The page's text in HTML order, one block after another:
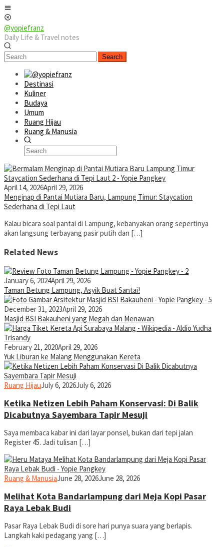
Skip
to
content
@yopiefranz
Daily Life & Travel notes
Search
Destinasi
Kuliner
Budaya
Umum
Ruang Hijau
Ruang & Manusia
April 14, 2026April 29, 2026
Menginap di Pantai Mutiara Baru, Lampung Timur: Staycation
Sederhana di Tepi Laut
Kalau bicara soal pantai di Lampung, kebanyakan orang sepertinya
akan langsung terbayang pasir putih dan […]
Related News
January 6, 2024April 29, 2026
Taman Betung Lampung, Asyik Buat Santai!
December 31, 2023April 29, 2026
Masjid BSI Bakauheni yang Megah dan Menawan
February 21, 2020April 29, 2026
Yuk Liburan ke Malang Menggunakan Kereta
@yopiefranz
Ruang Hijauyopiefranz
July 6, 2026July 6, 2026
Ketika Netizen Lebih Paham Konservasi: Di Balik
Dicabutnya Sayembara Tapir Mesuji
Saya membaca kabar ini dari layar ponsel, bukan dari tepi jalan
Register 45. Jadi tulisan […]
Ruang & Manusiayopiefranz
June 28, 2026June 28, 2026
Melihat Kota Bandarlampung dari Meja Kopi Pasar
Raya Lebak Budi
Pasar Raya Lebak Budi di sore hari punya suara yang berlapis.
Langkah kaki pedagang yang […]